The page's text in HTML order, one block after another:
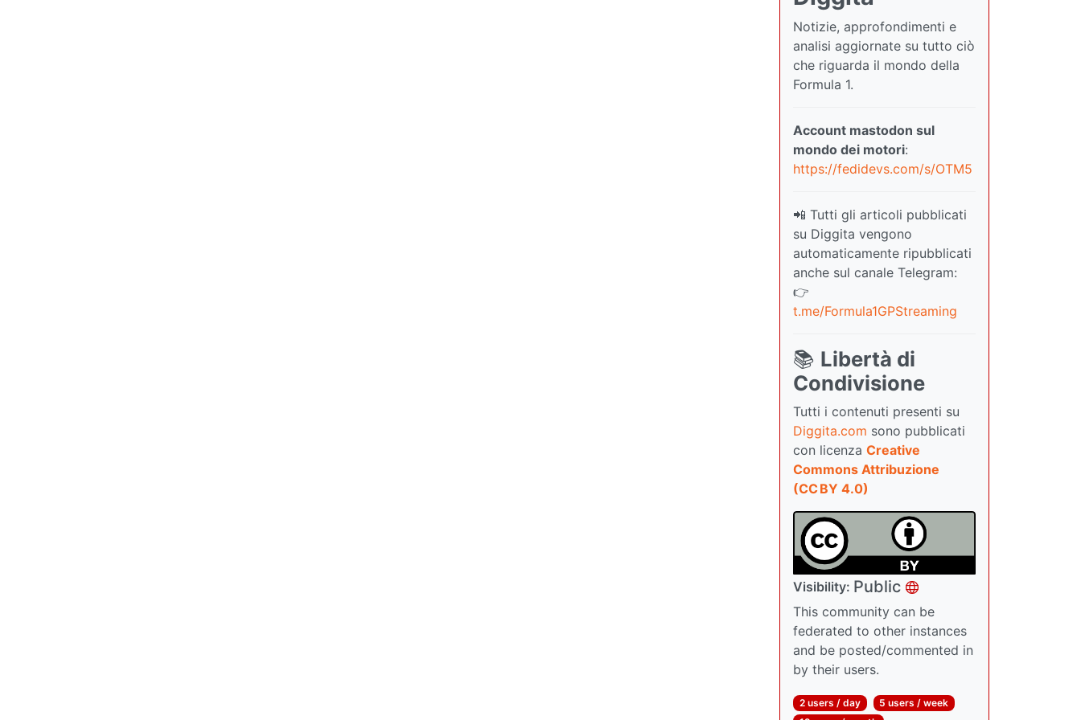
Notizie, approfondimenti e
analisi aggiornate su tutto ciò
che riguarda il mondo della
Formula 1.
Account mastodon sul
mondo dei motori:
https://fedidevs.com/s/OTM5
📲 Tutti gli articoli pubblicati
su Diggita vengono
automaticamente ripubblicati
anche sul canale Telegram:
👉
t.me/Formula1GPStreaming
📚 Libertà di
Condivisione
Tutti i contenuti presenti su
Diggita.com sono pubblicati
con licenza Creative
Commons Attribuzione
(CC BY 4.0)
Visibility: Public
This community can be
federated to other instances
and be posted/commented in
by their users.
2 users / day
5 users / week